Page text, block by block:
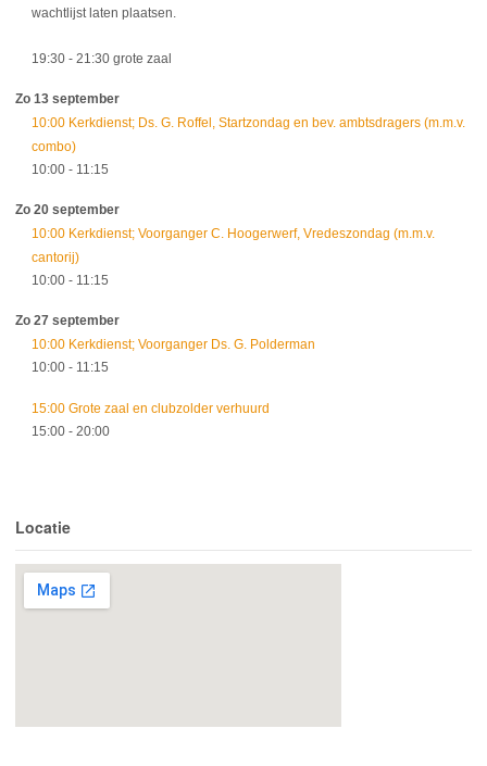
wachtlijst laten plaatsen.
19:30 - 21:30 grote zaal
Zo 13 september
10:00 Kerkdienst; Ds. G. Roffel, Startzondag en bev. ambtsdragers (m.m.v.
combo)
10:00 - 11:15
Zo 20 september
10:00 Kerkdienst; Voorganger C. Hoogerwerf, Vredeszondag (m.m.v.
cantorij)
10:00 - 11:15
Zo 27 september
10:00 Kerkdienst; Voorganger Ds. G. Polderman
10:00 - 11:15
15:00 Grote zaal en clubzolder verhuurd
15:00 - 20:00
Locatie